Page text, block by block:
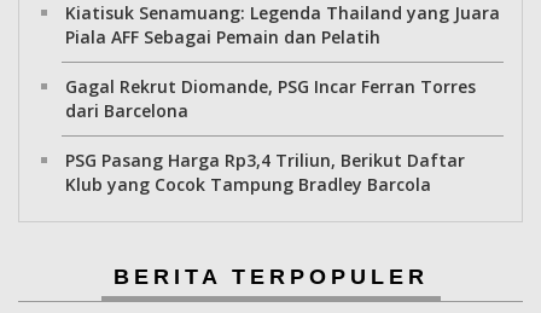
Kiatisuk Senamuang: Legenda Thailand yang Juara
Piala AFF Sebagai Pemain dan Pelatih
Gagal Rekrut Diomande, PSG Incar Ferran Torres
dari Barcelona
PSG Pasang Harga Rp3,4 Triliun, Berikut Daftar
Klub yang Cocok Tampung Bradley Barcola
BERITA TERPOPULER